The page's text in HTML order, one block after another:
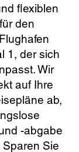
flexiblen
den
1, der sich
Wir
auf Ihre
ab,
-abgabe
Sie